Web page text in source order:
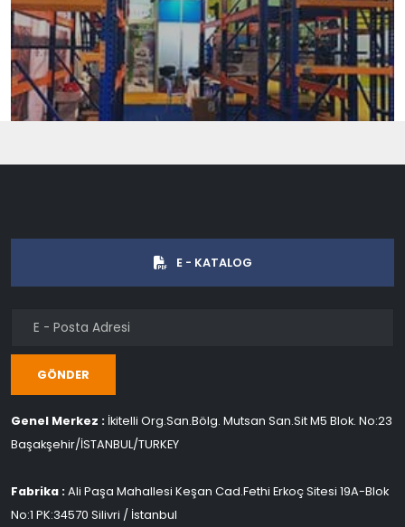
E - KATALOG
GÖNDER
Genel Merkez : İkitelli Org.San.Bölg. Mutsan San.Sit M5 Blok. No:23
Başakşehir/İSTANBUL/TURKEY
Fabrika : Ali Paşa Mahallesi Keşan Cad.Fethi Erkoç Sitesi 19A-Blok
No:1 PK:34570 Silivri / İstanbul